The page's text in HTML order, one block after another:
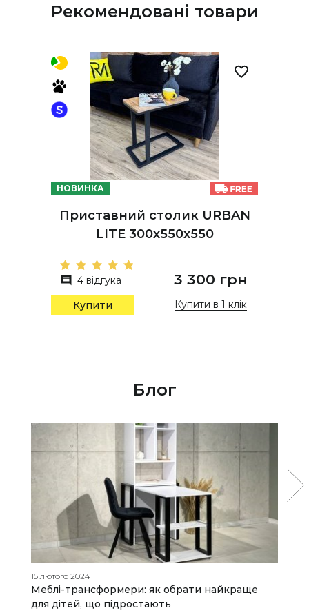
Рекомендовані товари
НОВИНКА
Приставний столик URBAN
LITE 300х550х550
4 відгука 3 300 грн
Купити Купити в 1 клік
Блог
15 лютого 2024
Меблі-трансформери: як обрати найкраще
для дітей, що підростають